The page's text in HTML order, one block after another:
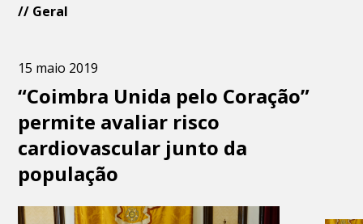
// Geral
15 maio 2019
“Coimbra Unida pelo Coração”
permite avaliar risco
cardiovascular junto da
população